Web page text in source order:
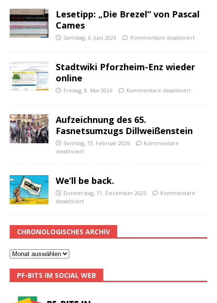
Lesetipp: „Die Brezel“ von Pascal
Cames
Samstag, 6. Juni 2026 Kommentare deaktiviert
Stadtwiki Pforzheim-Enz wieder
online
Freitag, 8. Mai 2026 Kommentare deaktiviert
Aufzeichnung des 65.
Fasnetsumzugs Dillweißenstein
Sonntag, 15. Februar 2026
Kommentare
deaktiviert
We’ll be back.
Donnerstag, 11. Dezember 2025
Kommentare
deaktiviert
CHRONOLOGISCHES ARCHIV
PF-BITS IM SOCIAL WEB